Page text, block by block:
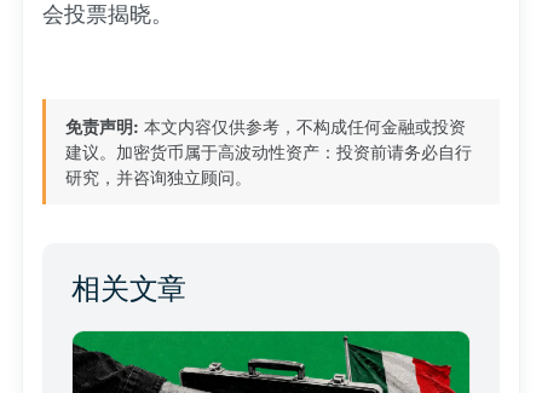
会投票揭晓。
免责声明: 本文内容仅供参考，不构成任何金融或投资
建议。加密货币属于高波动性资产：投资前请务必自行
研究，并咨询独立顾问。
相关文章